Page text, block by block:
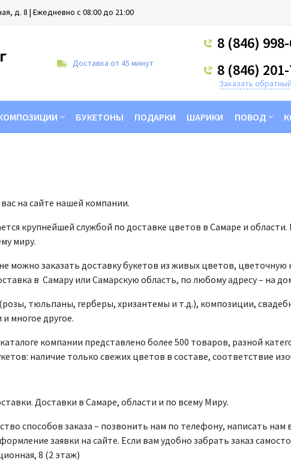
д. 8 | Ежедневно с 08:00 до 21:00
Доставка от 45 минут
8 (846)
8 (846)
Заказать
БУКЕТОНЫ ПОДАРКИ ШАРИКИ ПОВОД
на сайте нашей компании.
крупнейшей службой по доставке цветов в Самаре и
миру.
можно заказать доставку букетов из живых цветов,
в Самару или Самарскую область, по любому адресу – на
тюльпаны, герберы, хризантемы и т.д.), композиции,
многое другое.
компании представлено более 500 товаров, разной
наличие только свежих цветов в составе, соответствие
Доставки в Самаре, области и по всему Миру.
способов заказа – позвонить нам по телефону, написать нам
заявки на сайте. Если вам удобно забрать заказ
8 (2 этаж)